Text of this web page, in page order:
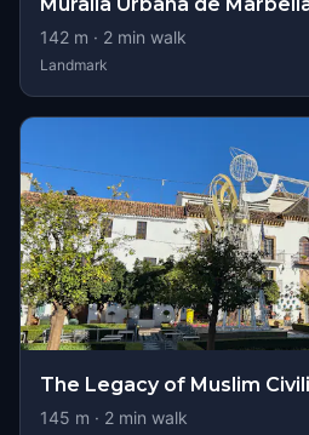
142 m · 2 min walk
Landmark
The Legacy of Muslim
145 m · 2 min walk